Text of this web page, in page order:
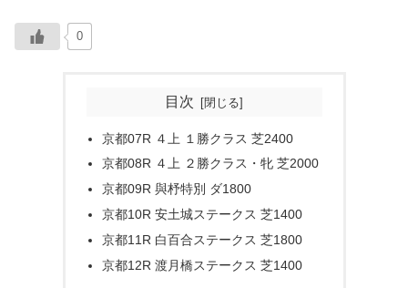
0
目次
京都07R ４上 １勝クラス 芝2400
京都08R ４上 ２勝クラス・牝 芝2000
京都09R 與杼特別 ダ1800
京都10R 安土城ステークス 芝1400
京都11R 白百合ステークス 芝1800
京都12R 渡月橋ステークス 芝1400